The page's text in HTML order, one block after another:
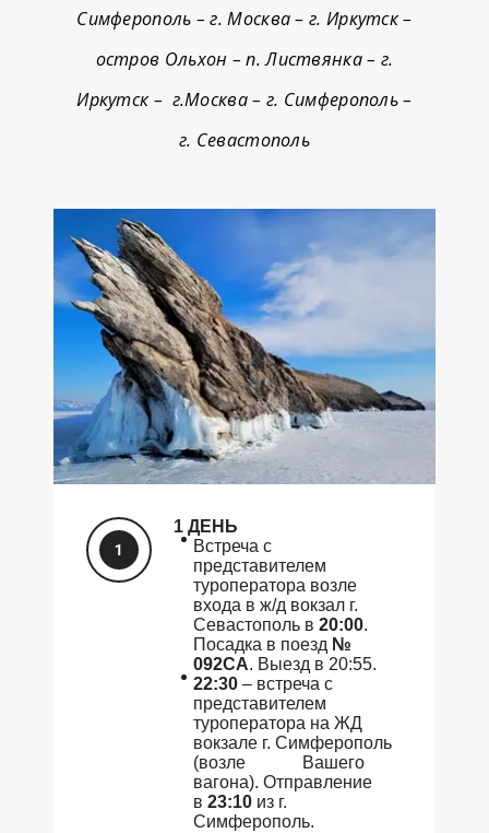
Симферополь – г. Москва – г. Иркутск –
остров Ольхон – п. Листвянка – г.
Иркутск – г.Москва – г. Симферополь –
г. Севастополь
1 ДЕНЬ
Встреча с
представителем
туроператора возле
входа в ж/д вокзал г.
Севастополь в 20:00.
Посадка в поезд №
092СА. Выезд в 20:55.
22:30 – встреча с
представителем
туроператора на ЖД
вокзале г. Симферополь
(возле Вашего
вагона). Отправление
в 23:10 из г.
Симферополь.